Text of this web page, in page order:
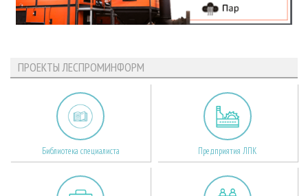
ПРОЕКТЫ ЛЕСПРОМИНФОРМ
Библиотека специалиста Предприятия ЛПК